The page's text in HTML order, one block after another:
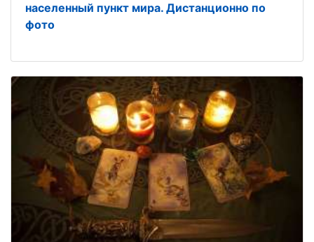
населенный пункт мира. Дистанционно по
фото